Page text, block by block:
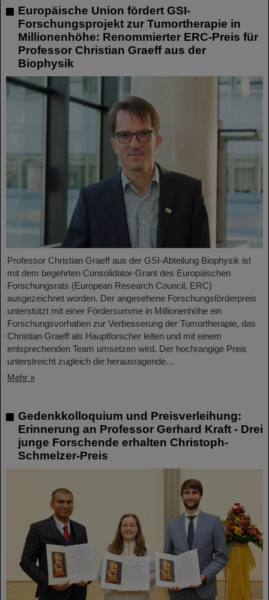
Europäische Union fördert GSI-
Forschungsprojekt zur Tumortherapie in
Millionenhöhe: Renommierter ERC-Preis für
Professor Christian Graeff aus der
Biophysik
Professor Christian Graeff aus der GSI-Abteilung Biophysik ist
mit dem begehrten Consolidator-Grant des Europäischen
Forschungsrats (European Research Council, ERC)
ausgezeichnet worden. Der angesehene Forschungsförderpreis
unterstützt mit einer Fördersumme in Millionenhöhe ein
Forschungsvorhaben zur Verbesserung der Tumortherapie, das
Christian Graeff als Hauptforscher leiten und mit einem
entsprechenden Team umsetzen wird. Der hochrangige Preis
unterstreicht zugleich die herausragende…
Mehr »
Gedenkkolloquium und Preisverleihung:
Erinnerung an Professor Gerhard Kraft - Drei
junge Forschende erhalten Christoph-
Schmelzer-Preis